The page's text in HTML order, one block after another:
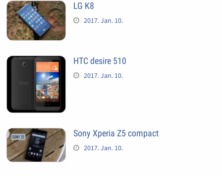
LG K8
2017. Jan. 10.
HTC desire 510
2017. Jan. 10.
Sony Xperia Z5 compact
2017. Jan. 10.